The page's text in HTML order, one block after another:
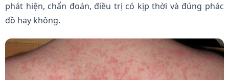
phát hiện, chẩn đoán, điều trị có kịp thời và đúng phác
đồ hay không.